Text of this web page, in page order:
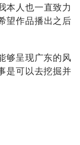
本人也一直致力
望作品播出之后
够呈现广东的风
是可以去挖掘并